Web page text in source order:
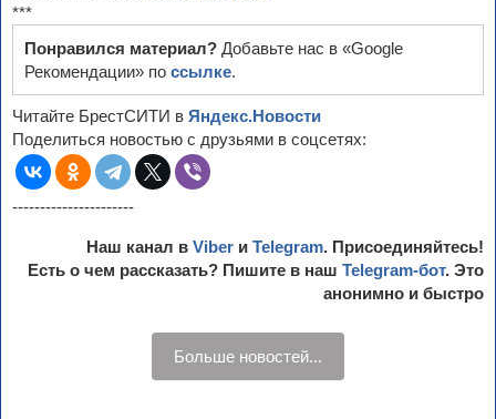
***
Понравился материал? Добавьте нас в «Google
Рекомендации» по ссылке.
Читайте БрестСИТИ в Яндекс.Новости
Поделиться новостью с друзьями в соцсетях:
----------------------
Наш канал в Viber и Telegram. Присоединяйтесь!
Есть о чем рассказать? Пишите в наш Telegram-бот. Это
анонимно и быстро
Больше новостей...